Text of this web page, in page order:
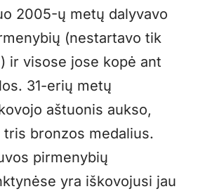
2005-ų metų dalyvavo
(nestartavo tik
ir visose jose kopė ant
31-erių metų
aštuonis aukso,
bronzos medalius.
pirmenybių
yra iškovojusi jau